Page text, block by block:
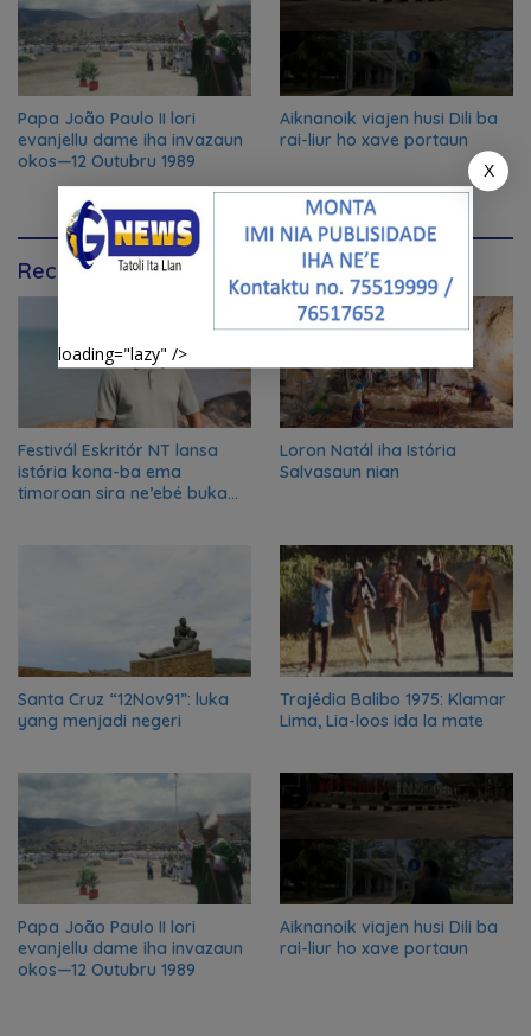
Papa João Paulo II lori
evanjellu dame iha invazaun
okos—12 Outubru 1989
Aiknanoik viajen husi Dili ba
rai-liur ho xave portaun
Recommendation for You
Festivál Eskritór NT lansa
istória kona-ba ema
timoroan sira ne’ebé buka
Loron Natál iha Istória
Salvasaun nian
Santa Cruz “12Nov91”: luka
yang menjadi negeri
Trajédia Balibo 1975: Klamar
Lima, Lia-loos ida la mate
Papa João Paulo II lori
evanjellu dame iha invazaun
okos—12 Outubru 1989
Aiknanoik viajen husi Dili ba
rai-liur ho xave portaun
X
loading="lazy" />